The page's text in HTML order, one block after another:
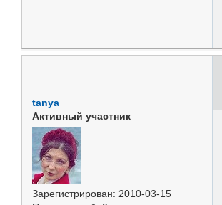
tanya
Активный участник
Зарегистрирован: 2010-03-15